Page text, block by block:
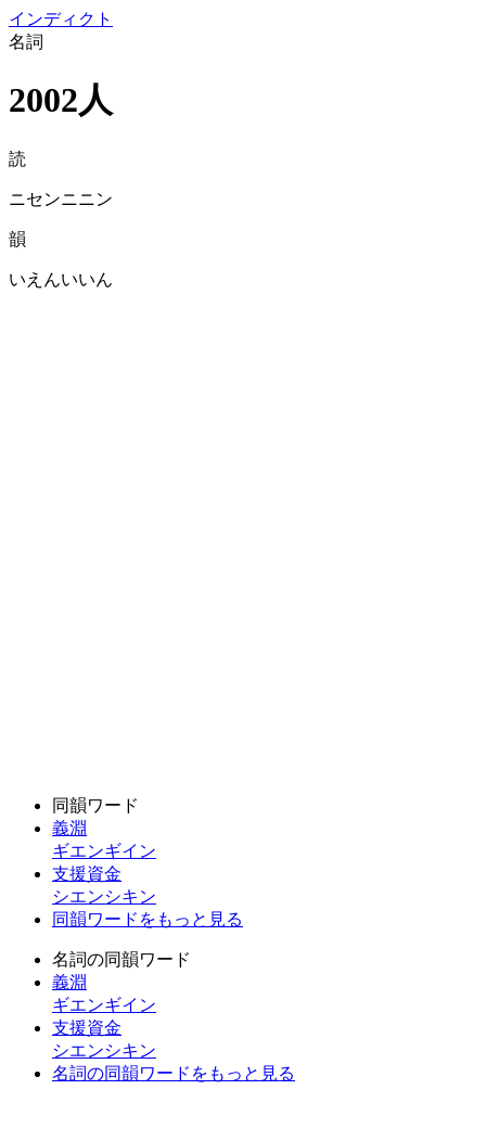
インディクト
名詞
2002人
読
ニセンニニン
韻
いえんいいん
同韻ワード
義淵
ギエンギイン
支援資金
シエンシキン
同韻ワードをもっと見る
名詞の同韻ワード
義淵
ギエンギイン
支援資金
シエンシキン
名詞の同韻ワードをもっと見る